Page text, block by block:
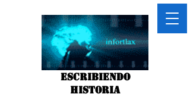
Escribiendo
historia